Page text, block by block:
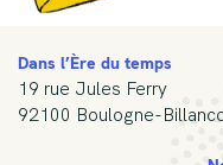
Dans l’Ère du temps
19 rue Jules Ferry
92100 Boulogne-